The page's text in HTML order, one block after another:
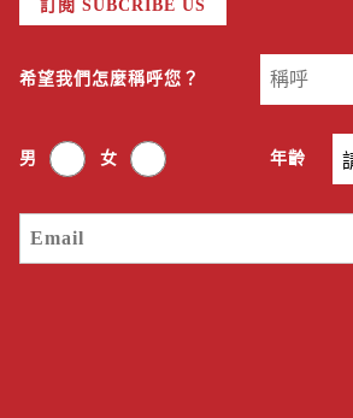
訂閱 SUBCRIBE US
希望我們怎麼稱呼您？
男 女 年齡